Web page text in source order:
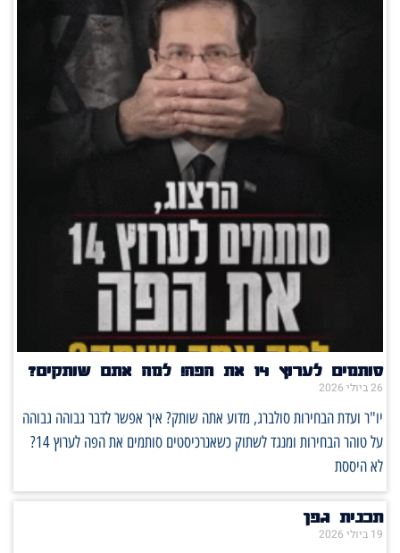
סותמים לערוץ 14 את הפה! למה אתם שותקים?
26 ביולי 2026
יו"ר ועדת הבחירות סולברג, מדוע אתה שותק? איך אפשר לדבר גבוהה גבוהה
על טוהר הבחירות ומנגד לשתוק כשאנרכיסטים סותמים את הפה לערוץ 14?
לא היססת
תכנית גפן
19 ביולי 2026